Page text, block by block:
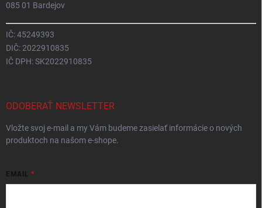
085 01 Bardejov
IČ: 45249393
DIČ: 2022910835
IČ DPH: SK2022910835
ODOBERAŤ NEWSLETTER
Vložte svoj e-mail a my Vám budeme zasielať informácie o nových
produktoch na našom e-shope.
EMAIL